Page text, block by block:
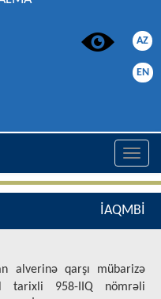
AZ
EN
Toggle
İAQMBİ
alverinə qarşı mübarizə
tarixli 958-IIQ nömrəli